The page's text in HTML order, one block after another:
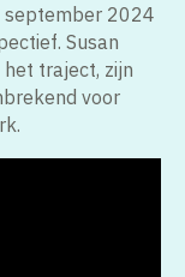
september 2024
Susan
traject, zijn
voor